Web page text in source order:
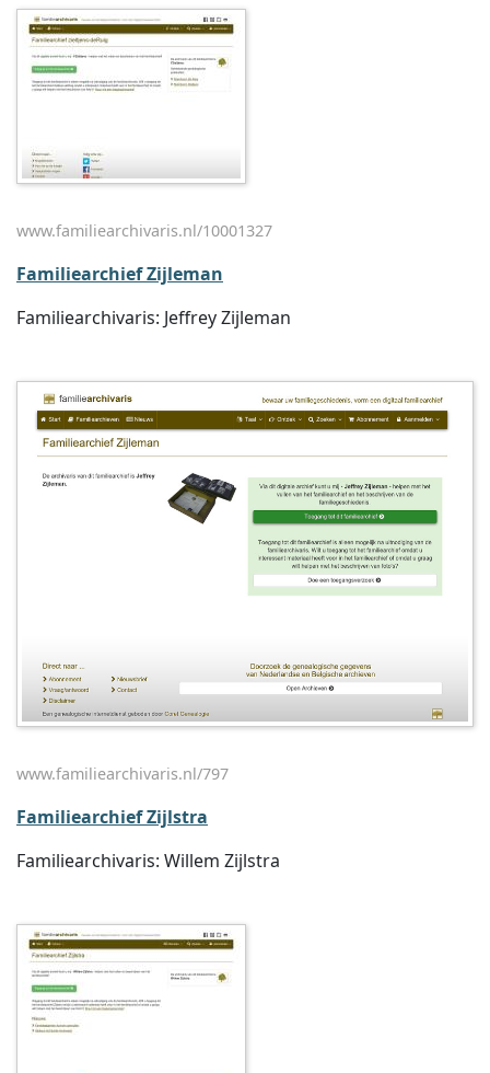
www.familiearchivaris.nl/10001327
Familiearchief Zijleman
Familiearchivaris: Jeffrey Zijleman
www.familiearchivaris.nl/797
Familiearchief Zijlstra
Familiearchivaris: Willem Zijlstra